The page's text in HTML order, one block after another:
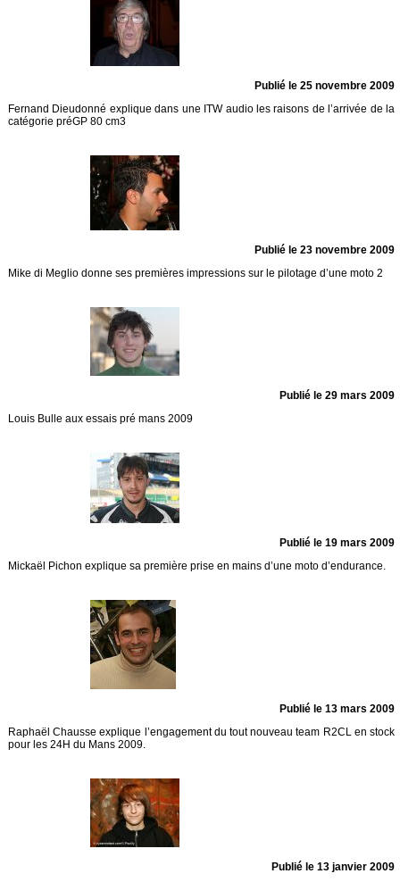
Publié le 25 novembre 2009
Fernand Dieudonné explique dans une ITW audio les raisons de l’arrivée de la
catégorie préGP 80 cm3
Publié le 23 novembre 2009
Mike di Meglio donne ses premières impressions sur le pilotage d’une moto 2
Publié le 29 mars 2009
Louis Bulle aux essais pré mans 2009
Publié le 19 mars 2009
Mickaël Pichon explique sa première prise en mains d’une moto d’endurance.
Publié le 13 mars 2009
Raphaël Chausse explique l’engagement du tout nouveau team R2CL en stock
pour les 24H du Mans 2009.
Publié le 13 janvier 2009